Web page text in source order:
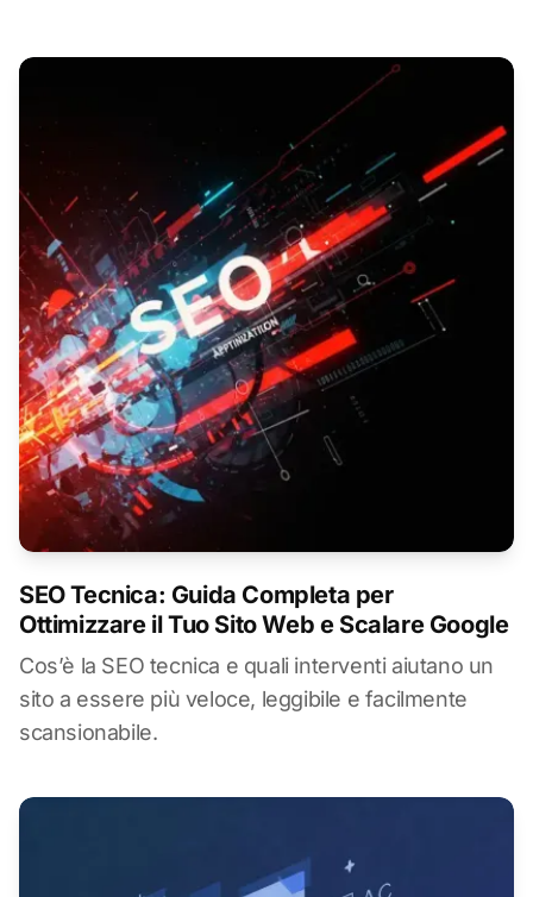
SEO Tecnica: Guida Completa per
Ottimizzare il Tuo Sito Web e Scalare Google
Cos’è la SEO tecnica e quali interventi aiutano un
sito a essere più veloce, leggibile e facilmente
scansionabile.